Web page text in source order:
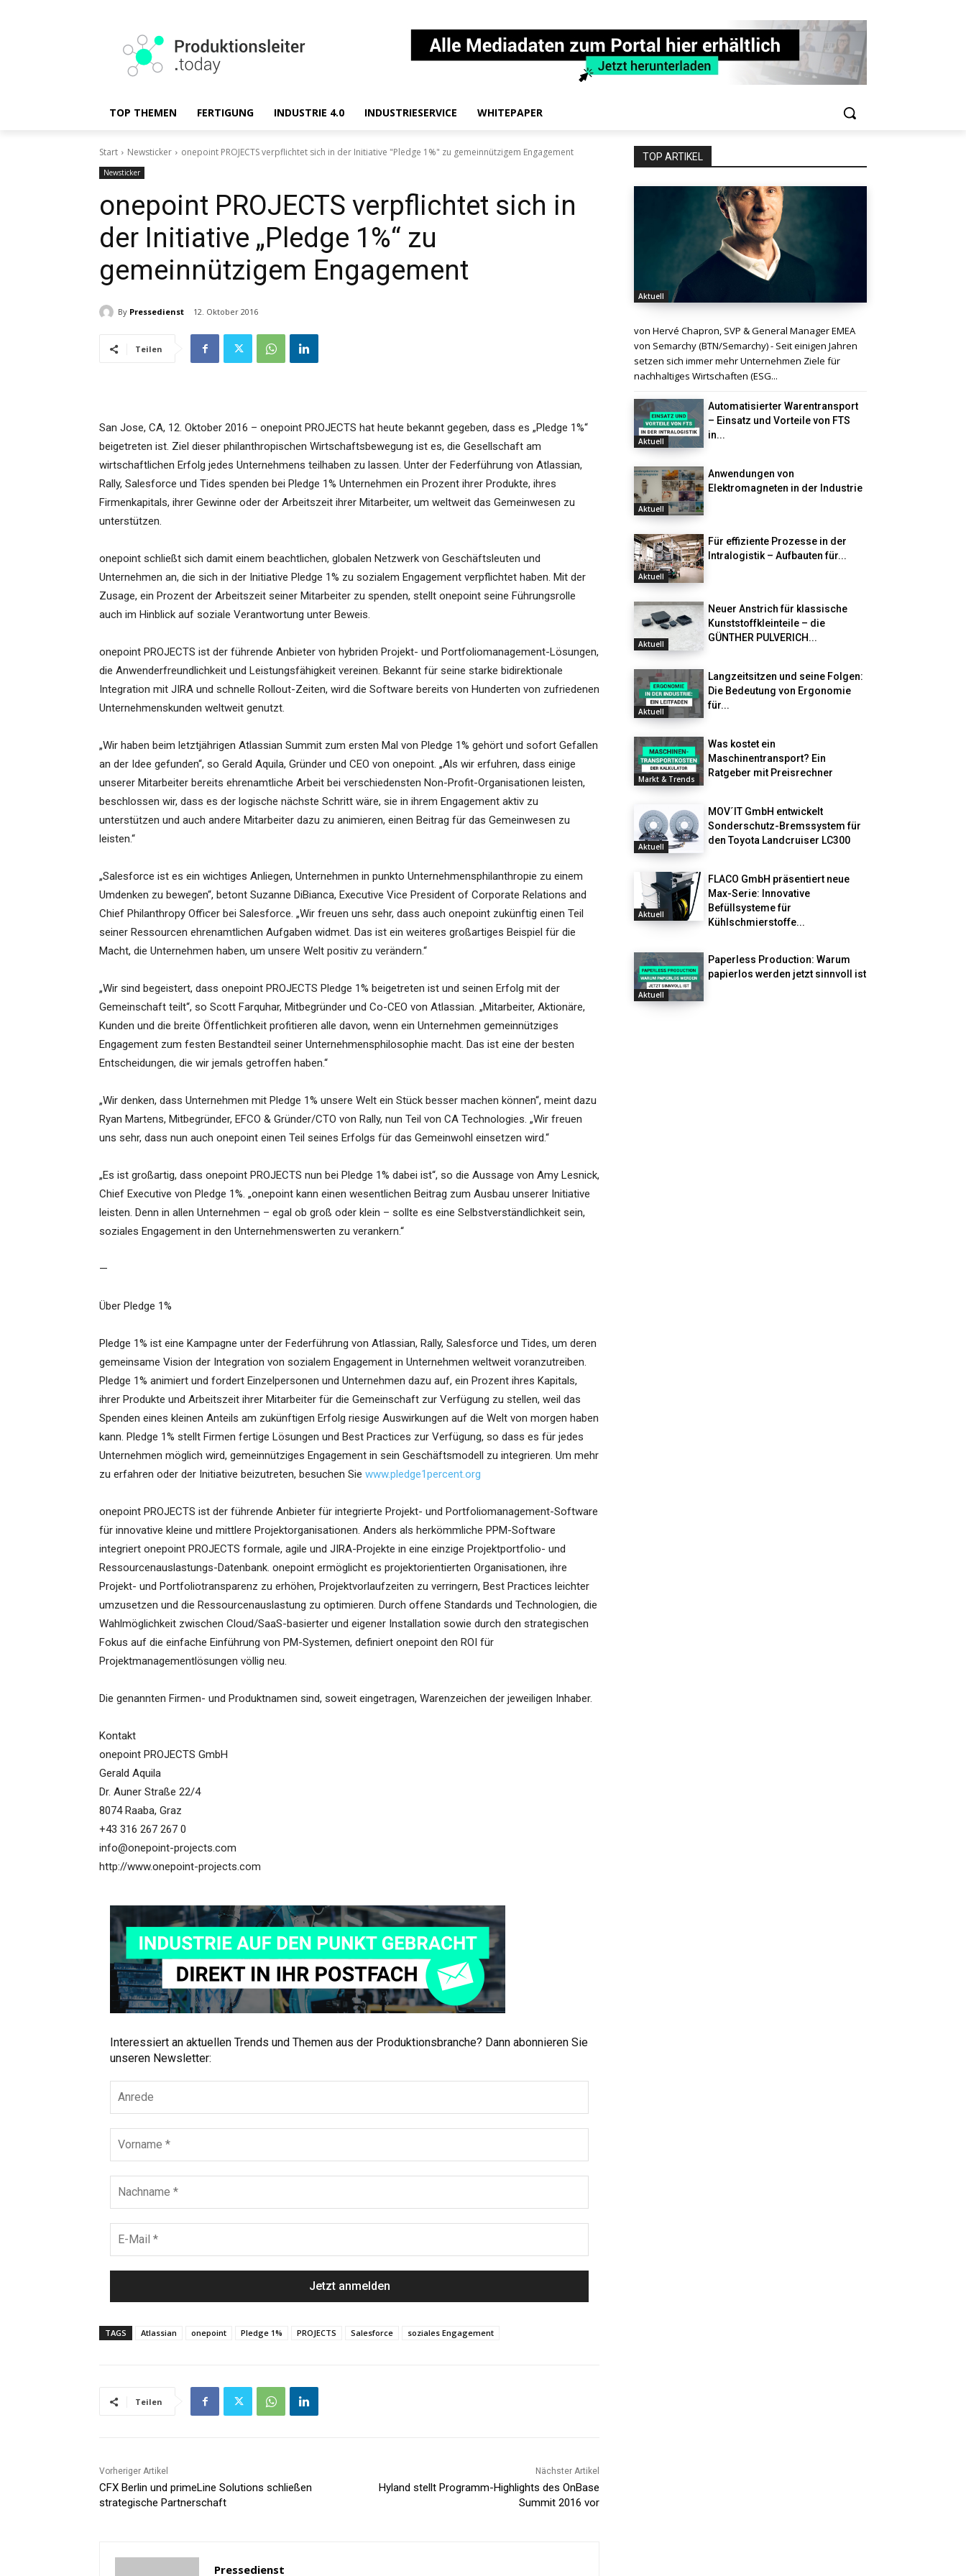
TOP THEMEN FERTIGUNG INDUSTRIE 4.0 INDUSTRIESERVICE WHITEPAPER
Start Newsticker onepoint PROJECTS verpflichtet sich in der Initiative "Pledge 1%" zu gemeinnützigem Engagement
Newsticker
onepoint PROJECTS verpflichtet sich in
der Initiative „Pledge 1%“ zu
gemeinnützigem Engagement
By Pressedienst 12. Oktober 2016
Teilen
San Jose, CA, 12. Oktober 2016 – onepoint PROJECTS hat heute bekannt gegeben, dass es „Pledge 1%“
beigetreten ist. Ziel dieser philanthropischen Wirtschaftsbewegung ist es, die Gesellschaft am
wirtschaftlichen Erfolg jedes Unternehmens teilhaben zu lassen. Unter der Federführung von Atlassian,
Rally, Salesforce und Tides spenden bei Pledge 1% Unternehmen ein Prozent ihrer Produkte, ihres
Firmenkapitals, ihrer Gewinne oder der Arbeitszeit ihrer Mitarbeiter, um weltweit das Gemeinwesen zu
unterstützen.
onepoint schließt sich damit einem beachtlichen, globalen Netzwerk von Geschäftsleuten und
Unternehmen an, die sich in der Initiative Pledge 1% zu sozialem Engagement verpflichtet haben. Mit der
Zusage, ein Prozent der Arbeitszeit seiner Mitarbeiter zu spenden, stellt onepoint seine Führungsrolle
auch im Hinblick auf soziale Verantwortung unter Beweis.
onepoint PROJECTS ist der führende Anbieter von hybriden Projekt- und Portfoliomanagement-Lösungen,
die Anwenderfreundlichkeit und Leistungsfähigkeit vereinen. Bekannt für seine starke bidirektionale
Integration mit JIRA und schnelle Rollout-Zeiten, wird die Software bereits von Hunderten von zufriedenen
Unternehmenskunden weltweit genutzt.
„Wir haben beim letztjährigen Atlassian Summit zum ersten Mal von Pledge 1% gehört und sofort Gefallen
an der Idee gefunden“, so Gerald Aquila, Gründer und CEO von onepoint. „Als wir erfuhren, dass einige
unserer Mitarbeiter bereits ehrenamtliche Arbeit bei verschiedensten Non-Profit-Organisationen leisten,
beschlossen wir, dass es der logische nächste Schritt wäre, sie in ihrem Engagement aktiv zu
unterstützen und auch andere Mitarbeiter dazu zu animieren, einen Beitrag für das Gemeinwesen zu
leisten.“
„Salesforce ist es ein wichtiges Anliegen, Unternehmen in punkto Unternehmensphilanthropie zu einem
Umdenken zu bewegen“, betont Suzanne DiBianca, Executive Vice President of Corporate Relations and
Chief Philanthropy Officer bei Salesforce. „Wir freuen uns sehr, dass auch onepoint zukünftig einen Teil
seiner Ressourcen ehrenamtlichen Aufgaben widmet. Das ist ein weiteres großartiges Beispiel für die
Macht, die Unternehmen haben, um unsere Welt positiv zu verändern.“
„Wir sind begeistert, dass onepoint PROJECTS Pledge 1% beigetreten ist und seinen Erfolg mit der
Gemeinschaft teilt“, so Scott Farquhar, Mitbegründer und Co-CEO von Atlassian. „Mitarbeiter, Aktionäre,
Kunden und die breite Öffentlichkeit profitieren alle davon, wenn ein Unternehmen gemeinnütziges
Engagement zum festen Bestandteil seiner Unternehmensphilosophie macht. Das ist eine der besten
Entscheidungen, die wir jemals getroffen haben.“
„Wir denken, dass Unternehmen mit Pledge 1% unsere Welt ein Stück besser machen können“, meint dazu
Ryan Martens, Mitbegründer, EFCO & Gründer/CTO von Rally, nun Teil von CA Technologies. „Wir freuen
uns sehr, dass nun auch onepoint einen Teil seines Erfolgs für das Gemeinwohl einsetzen wird.“
„Es ist großartig, dass onepoint PROJECTS nun bei Pledge 1% dabei ist“, so die Aussage von Amy Lesnick,
Chief Executive von Pledge 1%. „onepoint kann einen wesentlichen Beitrag zum Ausbau unserer Initiative
leisten. Denn in allen Unternehmen – egal ob groß oder klein – sollte es eine Selbstverständlichkeit sein,
soziales Engagement in den Unternehmenswerten zu verankern.“
—
Über Pledge 1%
Pledge 1% ist eine Kampagne unter der Federführung von Atlassian, Rally, Salesforce und Tides, um deren
gemeinsame Vision der Integration von sozialem Engagement in Unternehmen weltweit voranzutreiben.
Pledge 1% animiert und fordert Einzelpersonen und Unternehmen dazu auf, ein Prozent ihres Kapitals,
ihrer Produkte und Arbeitszeit ihrer Mitarbeiter für die Gemeinschaft zur Verfügung zu stellen, weil das
Spenden eines kleinen Anteils am zukünftigen Erfolg riesige Auswirkungen auf die Welt von morgen haben
kann. Pledge 1% stellt Firmen fertige Lösungen und Best Practices zur Verfügung, so dass es für jedes
Unternehmen möglich wird, gemeinnütziges Engagement in sein Geschäftsmodell zu integrieren. Um mehr
zu erfahren oder der Initiative beizutreten, besuchen Sie www.pledge1percent.org
onepoint PROJECTS ist der führende Anbieter für integrierte Projekt- und Portfoliomanagement-Software
für innovative kleine und mittlere Projektorganisationen. Anders als herkömmliche PPM-Software
integriert onepoint PROJECTS formale, agile und JIRA-Projekte in eine einzige Projektportfolio- und
Ressourcenauslastungs-Datenbank. onepoint ermöglicht es projektorientierten Organisationen, ihre
Projekt- und Portfoliotransparenz zu erhöhen, Projektvorlaufzeiten zu verringern, Best Practices leichter
umzusetzen und die Ressourcenauslastung zu optimieren. Durch offene Standards und Technologien, die
Wahlmöglichkeit zwischen Cloud/SaaS-basierter und eigener Installation sowie durch den strategischen
Fokus auf die einfache Einführung von PM-Systemen, definiert onepoint den ROI für
Projektmanagementlösungen völlig neu.
Die genannten Firmen- und Produktnamen sind, soweit eingetragen, Warenzeichen der jeweiligen Inhaber.
Kontakt
onepoint PROJECTS GmbH
Gerald Aquila
Dr. Auner Straße 22/4
8074 Raaba, Graz
+43 316 267 267 0
info@onepoint-projects.com
http://www.onepoint-projects.com
Interessiert an aktuellen Trends und Themen aus der Produktionsbranche? Dann abonnieren Sie
unseren Newsletter:
TAGS Atlassian onepoint Pledge 1% PROJECTS Salesforce soziales Engagement
Teilen
Vorheriger Artikel
CFX Berlin und primeLine Solutions schließen
strategische Partnerschaft
Nächster Artikel
Hyland stellt Programm-Highlights des OnBase
Summit 2016 vor
Pressedienst
TOP ARTIKEL
Aktuell
von Hervé Chapron, SVP & General Manager EMEA
von Semarchy (BTN/Semarchy) - Seit einigen Jahren
setzen sich immer mehr Unternehmen Ziele für
nachhaltiges Wirtschaften (ESG...
Aktuell
Automatisierter Warentransport
– Einsatz und Vorteile von FTS
in...
Aktuell
Anwendungen von
Elektromagneten in der Industrie
Aktuell
Für effiziente Prozesse in der
Intralogistik – Aufbauten für...
Aktuell
Neuer Anstrich für klassische
Kunststoffkleinteile – die
GÜNTHER PULVERICH...
Aktuell
Langzeitsitzen und seine Folgen:
Die Bedeutung von Ergonomie
für...
Markt & Trends
Was kostet ein
Maschinentransport? Ein
Ratgeber mit Preisrechner
Aktuell
MOV´IT GmbH entwickelt
Sonderschutz-Bremssystem für
den Toyota Landcruiser LC300
Aktuell
FLACO GmbH präsentiert neue
Max-Serie: Innovative
Befüllsysteme für
Kühlschmierstoffe...
Aktuell
Paperless Production: Warum
papierlos werden jetzt sinnvoll ist